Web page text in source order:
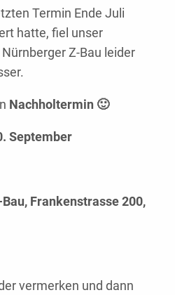
Termin Ende Juli
hatte, fiel unser
Z-Bau leider
Nachholtermin 🙂
September
Frankenstrasse 200,
vermerken und dann